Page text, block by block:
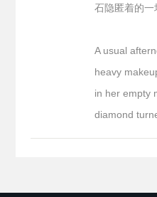
石隐匿着的一
A usual
heavy
in her empty
diamond